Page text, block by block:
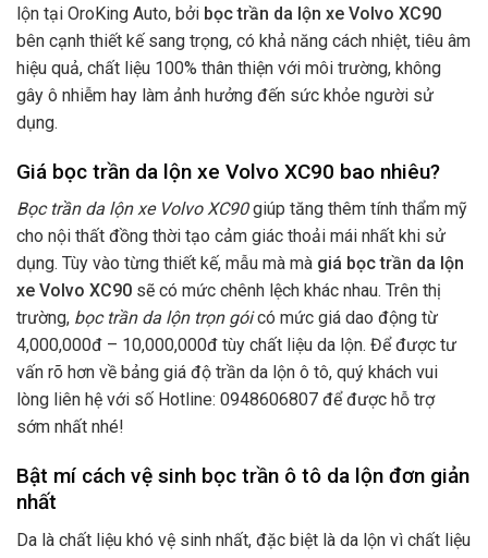
lộn tại OroKing Auto, bởi bọc trần da lộn xe Volvo XC90
bên cạnh thiết kế sang trọng, có khả năng cách nhiệt, tiêu âm
hiệu quả, chất liệu 100% thân thiện với môi trường, không
gây ô nhiễm hay làm ảnh hưởng đến sức khỏe người sử
dụng.
Giá bọc trần da lộn xe Volvo XC90 bao nhiêu?
Bọc trần da lộn xe Volvo XC90giúp tăng thêm tính thẩm mỹ
cho nội thất đồng thời tạo cảm giác thoải mái nhất khi sử
dụng. Tùy vào từng thiết kế, mẫu mà mà giá bọc trần da lộn
xe Volvo XC90 sẽ có mức chênh lệch khác nhau. Trên thị
trường, bọc trần da lộn trọn góicó mức giá dao động từ
4,000,000đ – 10,000,000đ tùy chất liệu da lộn. Để được tư
vấn rõ hơn về bảng giá độ trần da lộn ô tô, quý khách vui
lòng liên hệ với số Hotline: 0948606807 để được hỗ trợ
sớm nhất nhé!
Bật mí cách vệ sinh bọc trần ô tô da lộn đơn giản
nhất
Da là chất liệu khó vệ sinh nhất, đặc biệt là da lộn vì chất liệu